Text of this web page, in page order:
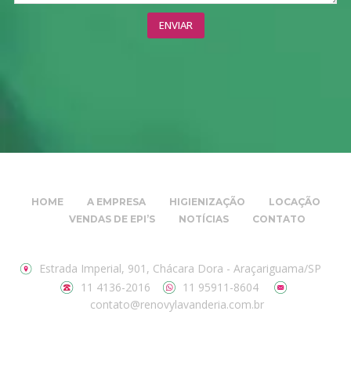
HOME A EMPRESA HIGIENIZAÇÃO
LOCAÇÃO
VENDAS DE EPI’S
NOTÍCIAS CONTATO
Estrada Imperial, 901, Chácara Dora - Araçariguama/SP
11 4136-2016
11 95911-8604
contato@renovylavanderia.com.br